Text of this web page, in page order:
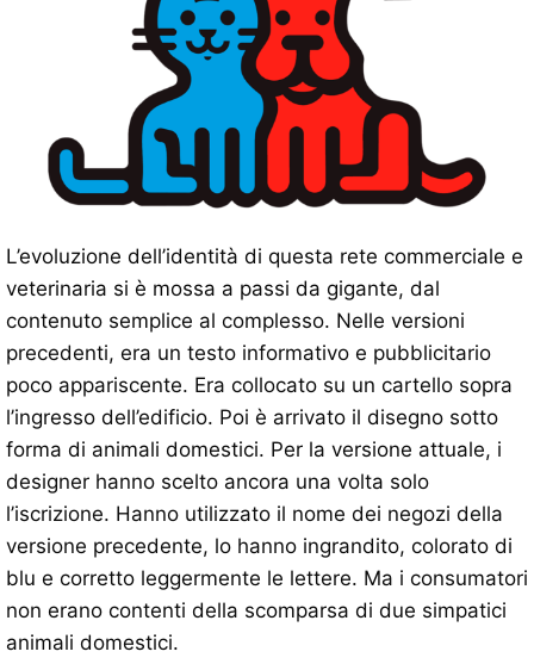
L’evoluzione dell’identità di questa rete commerciale e
veterinaria si è mossa a passi da gigante, dal
contenuto semplice al complesso. Nelle versioni
precedenti, era un testo informativo e pubblicitario
poco appariscente. Era collocato su un cartello sopra
l’ingresso dell’edificio. Poi è arrivato il disegno sotto
forma di animali domestici. Per la versione attuale, i
designer hanno scelto ancora una volta solo
l’iscrizione. Hanno utilizzato il nome dei negozi della
versione precedente, lo hanno ingrandito, colorato di
blu e corretto leggermente le lettere. Ma i consumatori
non erano contenti della scomparsa di due simpatici
animali domestici.